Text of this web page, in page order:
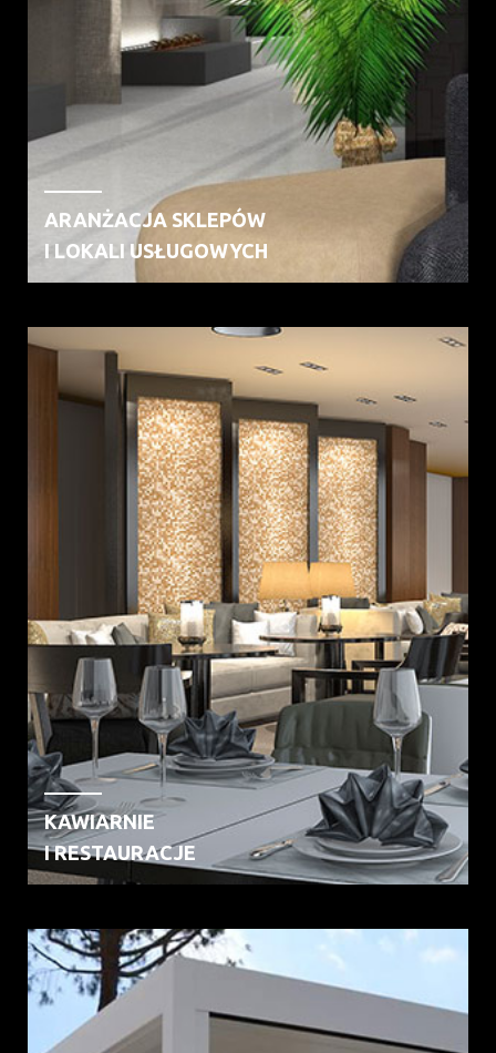
ARANŻACJA SKLEPÓW
I LOKALI USŁUGOWYCH
KAWIARNIE
I RESTAURACJE